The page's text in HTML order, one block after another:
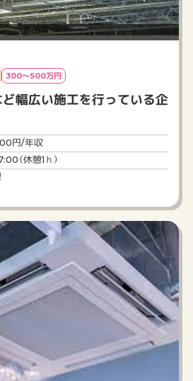
ョンの内装・外装・共用部の設備工事な
内容で元請けの施工管理を行う
回復工事チームで対応が難しいボリュ
の施工管理を行います。
していただきます。
貸物件の原状回復工事）～
・発注業務
退去に立ち会い、過失割合などの査定
う
工事の積算・見積作成・発注・施工管理
回の査定及び支給）
グや小規模な表装替えで完了する工事
スケルトンから大規模にフルリノベー
工事などは専門チームが行います。
300～500万円
ど幅広い施工を行っている企
円/年収
（休憩1ｈ）